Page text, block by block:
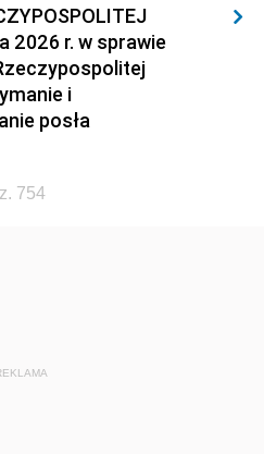
2026 r. w sprawie
i
posła
754